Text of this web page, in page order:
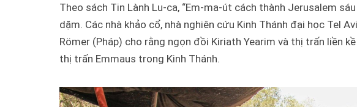
Theo sách Tin Lành Lu-ca, “Em-ma-út cách thành Jerusalem
dặm. Các nhà khảo cổ, nhà nghiên cứu Kinh Thánh đại học Tel
Römer (Pháp) cho rằng ngọn đồi Kiriath Yearim và thị trấn liền
thị trấn Emmaus trong Kinh Thánh.